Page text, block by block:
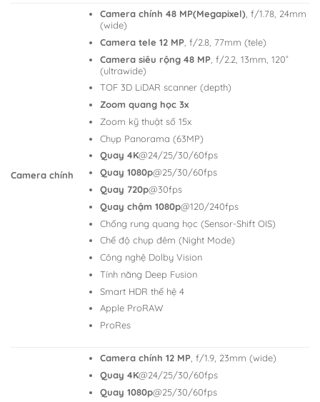
Camera chính
Camera chính 48 MP(Megapixel) , f/1.78, 24mm
(wide)
Camera tele 12 MP , f/2.8, 77mm (tele)
Camera siêu rộng 48 MP , f/2.2, 13mm, 120˚
(ultrawide)
TOF 3D LiDAR scanner (depth)
Zoom quang học 3x
Zoom kỹ thuật số 15x
Chụp Panorama (63MP)
Quay 4K@24/25/30/60fps
Quay 1080p@25/30/60fps
Quay 720p@30fps
Quay chậm 1080p@120/240fps
Chống rung quang học (Sensor-Shift OIS)
Chế độ chụp đêm (Night Mode)
Công nghệ Dolby Vision
Tính năng Deep Fusion
Smart HDR thế hệ 4
Apple ProRAW
ProRes
Camera chính 12 MP , f/1.9, 23mm (wide)
Quay 4K@24/25/30/60fps
Quay 1080p@25/30/60fps